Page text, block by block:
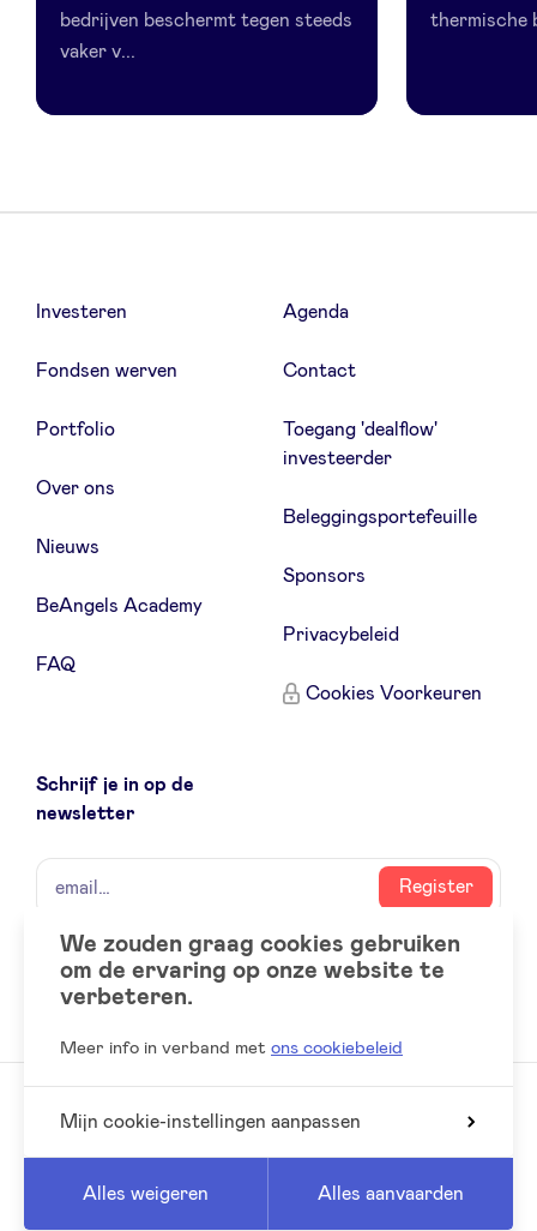
bedrijven beschermt tegen steeds
vaker v...
thermische
Investeren
Fondsen werven
Portfolio
Over ons
Nieuws
BeAngels Academy
FAQ
Agenda
Contact
Toegang 'dealflow'
investeerder
Beleggingsportefeuille
Sponsors
Privacybeleid
Cookies Voorkeuren
Schrijf je in op de
newsletter
naam
email
Register
Social
accounts
LinkedIn
© 2026 BeAngels, alle rechten voorbehouden
We zouden graag cookies gebruiken
om de ervaring op onze website te
verbeteren.
Meer info in verband met ons cookiebeleid
Mijn cookie-instellingen aanpassen
Alles weigeren Alles aanvaarden